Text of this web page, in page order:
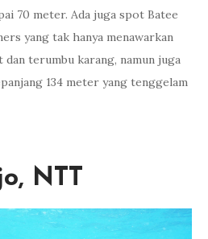
70 meter. Ada juga spot Batee
yang tak hanya menawarkan
dan terumbu karang, namun juga
134 meter yang tenggelam
NTT